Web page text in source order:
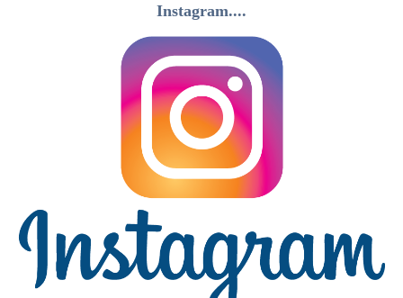
Instagram....